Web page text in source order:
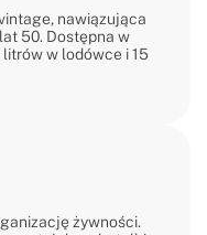
nawiązująca
50. Dostępna w
w lodówce i 15
żywności.